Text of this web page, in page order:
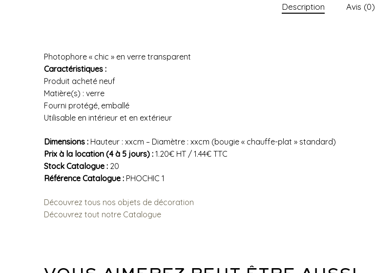
Description Avis (0)
Photophore « chic » en verre transparent
Caractéristiques :
Produit acheté neuf
Matière(s) : verre
Fourni protégé, emballé
Utilisable en intérieur et en extérieur
Dimensions : Hauteur : xxcm – Diamètre : xxcm (bougie « chauffe-plat » standard)
Prix à la location (4 à 5 jours) : 1.20€ HT / 1.44€ TTC
Stock Catalogue : 20
Référence Catalogue : PHOCHIC 1
Découvrez tous nos objets de décoration
Découvrez tout notre Catalogue